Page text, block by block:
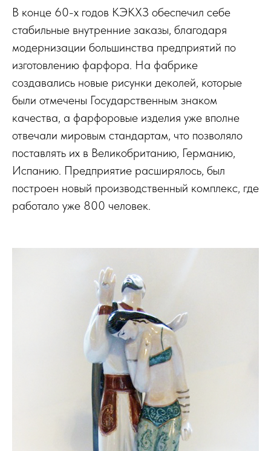
В конце 60-х годов КЭКХЗ обеспечил себе
стабильные внутренние заказы, благодаря
модернизации большинства предприятий по
изготовлению фарфора. На фабрике
создавались новые рисунки деколей, которые
были отмечены Государственным знаком
качества, а фарфоровые изделия уже вполне
отвечали мировым стандартам, что позволяло
поставлять их в Великобританию, Германию,
Испанию. Предприятие расширялось, был
построен новый производственный комплекс, где
работало уже 800 человек.